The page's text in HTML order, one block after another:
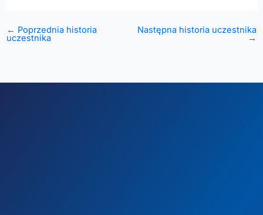
← Poprzednia historia
uczestnika
Następna historia uczestnika
→